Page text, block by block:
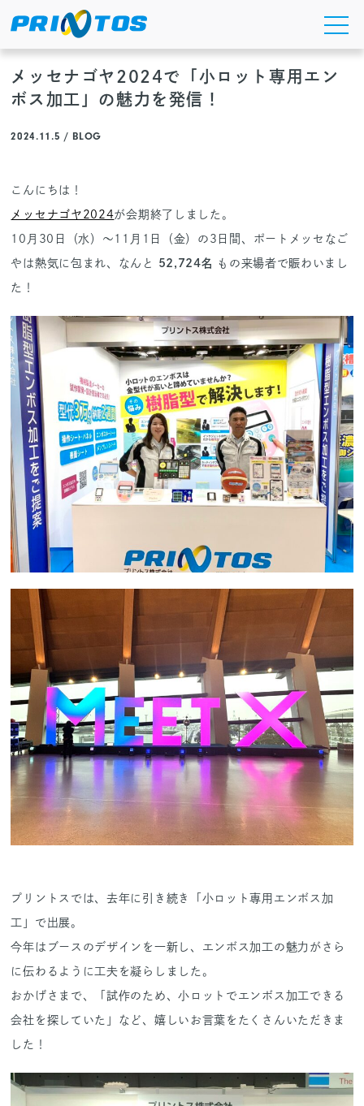
the
メッセナゴヤ2024で「小ロット専用エン
ボス加工」の魅力を発信！
2024.11.5 / BLOG
こんにちは！
メッセナゴヤ2024が会期終了しました。
10月30日（水）～11月1日（金）の3日間、ポートメッセなご
やは熱気に包まれ、なんと 52,724名 もの来場者で賑わいまし
た！
プリントスでは、去年に引き続き「小ロット専用エンボス加
工」で出展。
今年はブースのデザインを一新し、エンボス加工の魅力がさら
に伝わるように工夫を凝らしました。
おかげさまで、「試作のため、小ロットでエンボス加工できる
会社を探していた」など、嬉しいお言葉をたくさんいただきま
した！